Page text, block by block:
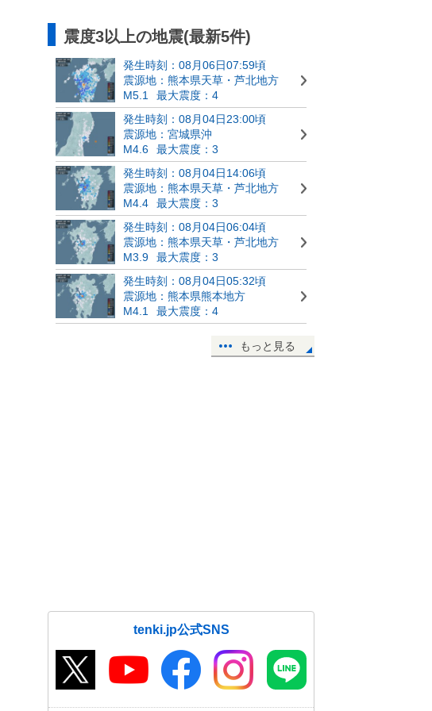
震度3以上の地震(最新5件)
発生時刻：08月06日07:59頃
震源地：熊本県天草・芦北地方
M5.1
最大震度：4
発生時刻：08月04日23:00頃
震源地：宮城県沖
M4.6
最大震度：3
発生時刻：08月04日14:06頃
震源地：熊本県天草・芦北地方
M4.4
最大震度：3
発生時刻：08月04日06:04頃
震源地：熊本県天草・芦北地方
M3.9
最大震度：3
発生時刻：08月04日05:32頃
震源地：熊本県熊本地方
M4.1
最大震度：4
もっと見る
tenki.jp公式SNS